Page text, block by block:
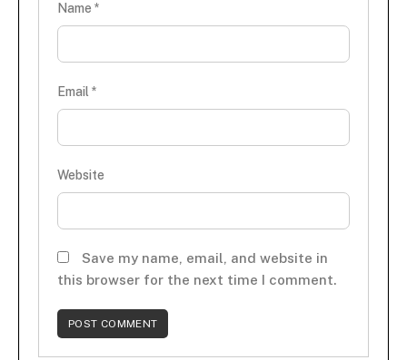
Name *
Email *
Website
Save my name, email, and website in
this browser for the next time I comment.